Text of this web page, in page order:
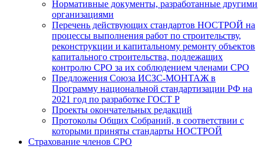
Нормативные документы, разработанные другими
организациями
Перечень действующих стандартов НОСТРОЙ на
процессы выполнения работ по строительству,
реконструкции и капитальному ремонту объектов
капитального строительства, подлежащих
контролю СРО за их соблюдением членами СРО
Предложения Союза ИСЗС-МОНТАЖ в
Программу национальной стандартизации РФ на
2021 год по разработке ГОСТ Р
Проекты окончательных редакций
Протоколы Общих Собраний, в соответствии с
которыми приняты стандарты НОСТРОЙ
Страхование членов СРО